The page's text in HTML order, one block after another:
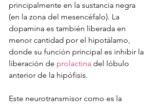
principalmente en la sustancia negra
(en la zona del mesencéfalo). La
dopamina es también liberada en
menor cantidad por el hipotálamo,
donde su función principal es inhibir la
liberación de prolactina del lóbulo
anterior de la hipófisis.
Este neurotransmisor como es la